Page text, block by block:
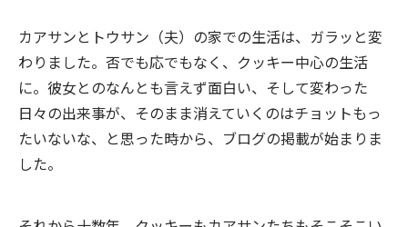
カアサンとトウサン（夫）の家での生活は、ガラッと変
わりました。否でも応でもなく、クッキー中心の生活
に。彼女とのなんとも言えず面白い、そして変わった
日々の出来事が、そのまま消えていくのはチョットもっ
たいないな、と思った時から、ブログの掲載が始まりま
した。